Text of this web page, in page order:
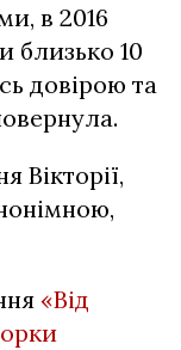
в 2016
близько 10
довірою та
Вікторії,
«Від